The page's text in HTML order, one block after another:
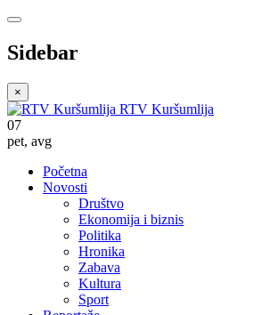
Sidebar
×
RTV Kuršumlija
07
pet, avg
Početna
Novosti
Društvo
Ekonomija i biznis
Politika
Hronika
Zabava
Kultura
Sport